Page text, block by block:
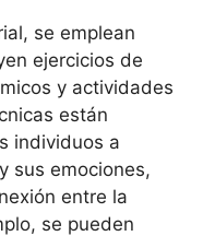
se emplean
ejercicios de
y actividades
están
individuos a
sus emociones,
entre la
se pueden